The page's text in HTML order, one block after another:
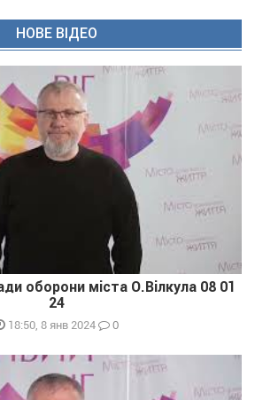
НОВЕ ВІДЕО
оборони міста О.Вілкула 08 01
24
18:50, 8 янв 2024 0